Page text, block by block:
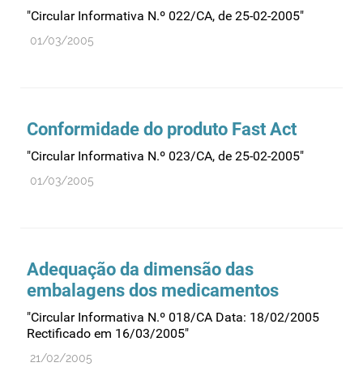
"Circular Informativa N.º 022/CA, de 25-02-2005"
01/03/2005
Conformidade do produto Fast Act
"Circular Informativa N.º 023/CA, de 25-02-2005"
01/03/2005
Adequação da dimensão das
embalagens dos medicamentos
"Circular Informativa N.º 018/CA Data: 18/02/2005
Rectificado em 16/03/2005"
21/02/2005